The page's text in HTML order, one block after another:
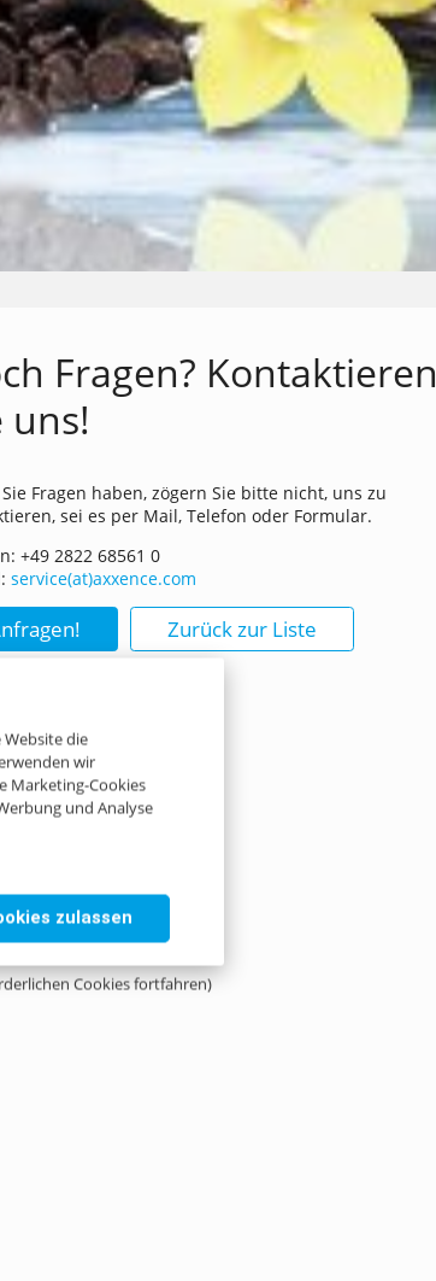
die
wir
Marketing-Cookies
und Analyse
zulassen
Cookies fortfahren)
Fragen? Kontaktieren
uns!
Fragen haben, zögern Sie bitte nicht, uns zu
sei es per Mail, Telefon oder Formular.
+49 2822 68561 0
service(at)axxence.com
Zurück zur Liste